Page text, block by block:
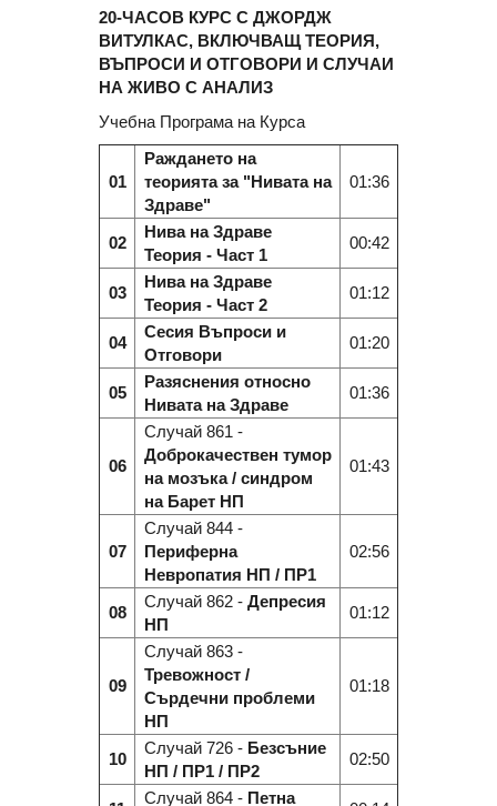
20-ЧАСОВ КУРС С ДЖОРДЖ
ВИТУЛКАС, ВКЛЮЧВАЩ ТЕОРИЯ,
ВЪПРОСИ И ОТГОВОРИ И СЛУЧАИ
НА ЖИВО С АНАЛИЗ
Учебна Програма на Курса
01
Раждането на
теорията за "Нивата на
Здраве"
01:36
02
Нива на Здраве
Теория - Част 1
00:42
03
Нива на Здраве
Теория - Част 2
01:12
04
Сесия Въпроси и
Отговори
01:20
05
Разяснения относно
Нивата на Здраве
01:36
06
Случай 861 -
Доброкачествен тумор
на мозъка / синдром
на Барет НП
01:43
07
Случай 844 -
Периферна
Невропатия НП / ПР1
02:56
08
Случай 862 -Депресия
НП
01:12
09
Случай 863 -
Тревожност /
Cърдечни проблеми
НП
01:18
10
Случай 726 - Безсъние
НП / ПР1 / ПР2
02:50
Случай 864 -Петна